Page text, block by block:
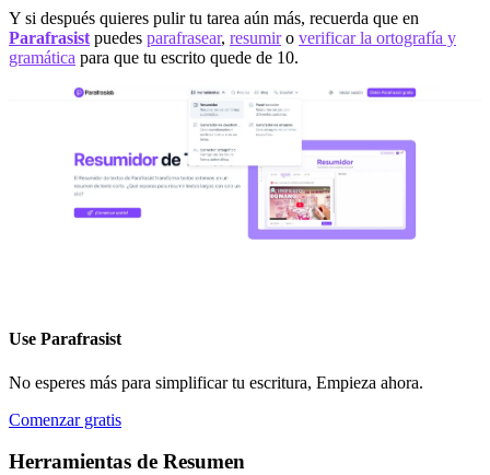
Y si después quieres pulir tu tarea aún más, recuerda que en
Parafrasist puedes parafrasear, resumiro verificar la ortografía y
gramática para que tu escrito quede de 10.
Use Parafrasist
No esperes más para simplificar tu escritura, Empieza ahora.
Comenzar gratis
Herramientas de Resumen